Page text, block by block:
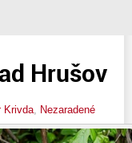
Hrušov
Krivda Nezaradené